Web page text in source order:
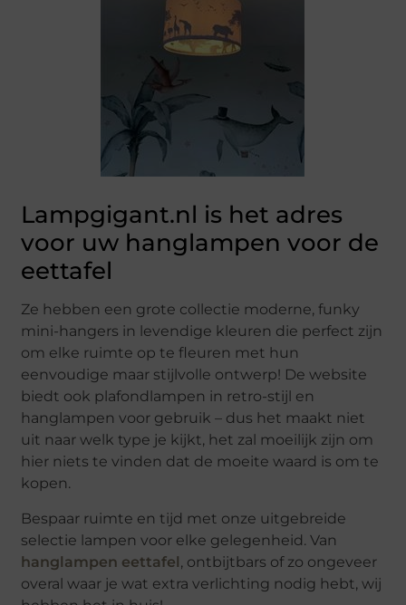
Lampgigant.nl is het adres
voor uw hanglampen voor de
eettafel
Ze hebben een grote collectie moderne, funky
mini-hangers in levendige kleuren die perfect zijn
om elke ruimte op te fleuren met hun
eenvoudige maar stijlvolle ontwerp! De website
biedt ook plafondlampen in retro-stijl en
hanglampen voor gebruik – dus het maakt niet
uit naar welk type je kijkt, het zal moeilijk zijn om
hier niets te vinden dat de moeite waard is om te
kopen.
Bespaar ruimte en tijd met onze uitgebreide
selectie lampen voor elke gelegenheid. Van
hanglampen eettafel, ontbijtbars of zo ongeveer
overal waar je wat extra verlichting nodig hebt, wij